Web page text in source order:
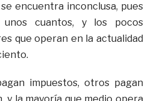
encuentra inconclusa, pues
cuantos, y los pocos
que operan en la actualidad
impuestos, otros pagan